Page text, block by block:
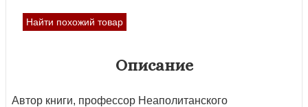
Найти похожий товар
Описание
Автор книги, профессор Неаполитанского